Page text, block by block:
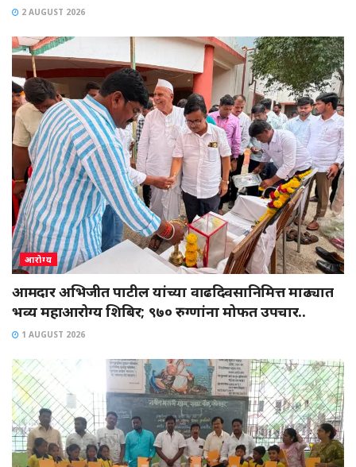
2 AUGUST 2026
आरोग्य
आमदार अभिजीत पाटील यांच्या वाढदिवसानिमित्त माढ्यात
भव्य महाआरोग्य शिबिर; ९७० रुग्णांना मोफत उपचार..
1 AUGUST 2026